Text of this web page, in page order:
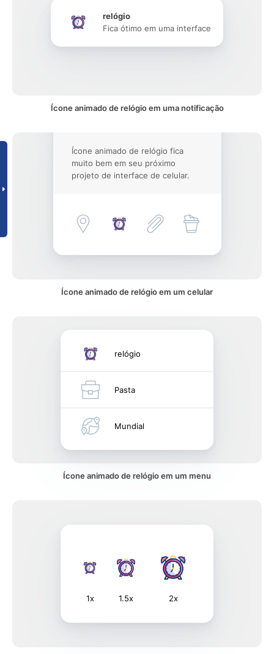
relógio
Fica ótimo em uma interface
Ícone animado de relógio em uma notificação
Ícone animado de relógio fica
muito bem em seu próximo
projeto de interface de celular.
Ícone animado de relógio em um celular
relógio
Pasta
Mundial
Ícone animado de relógio em um menu
1x 1.5x 2x